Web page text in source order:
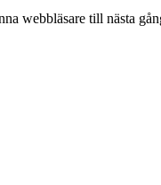
webbläsare till nästa